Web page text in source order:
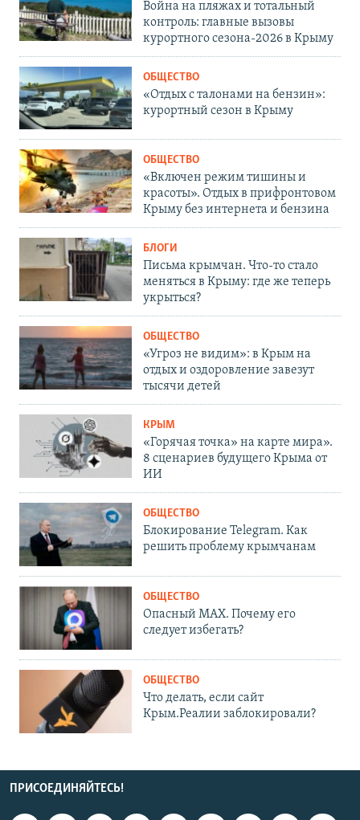
Война на пляжах и тотальный
контроль: главные вызовы
курортного сезона-2026 в Крыму
ОБЩЕСТВО
«Отдых с талонами на бензин»:
курортный сезон в Крыму
ОБЩЕСТВО
«Включен режим тишины и
красоты». Отдых в прифронтовом
Крыму без интернета и бензина
БЛОГИ
Письма крымчан. Что-то стало
меняться в Крыму: где же теперь
укрыться?
ОБЩЕСТВО
«Угроз не видим»: в Крым на
отдых и оздоровление завезут
тысячи детей
КРЫМ
«Горячая точка» на карте мира».
8 сценариев будущего Крыма от
ИИ
ОБЩЕСТВО
Блокирование Telegram. Как
решить проблему крымчанам
ОБЩЕСТВО
Опасный MAX. Почему его
следует избегать?
ОБЩЕСТВО
Что делать, если сайт
Крым.Реалии заблокировали?
ПРИСОЕДИНЯЙТЕСЬ!